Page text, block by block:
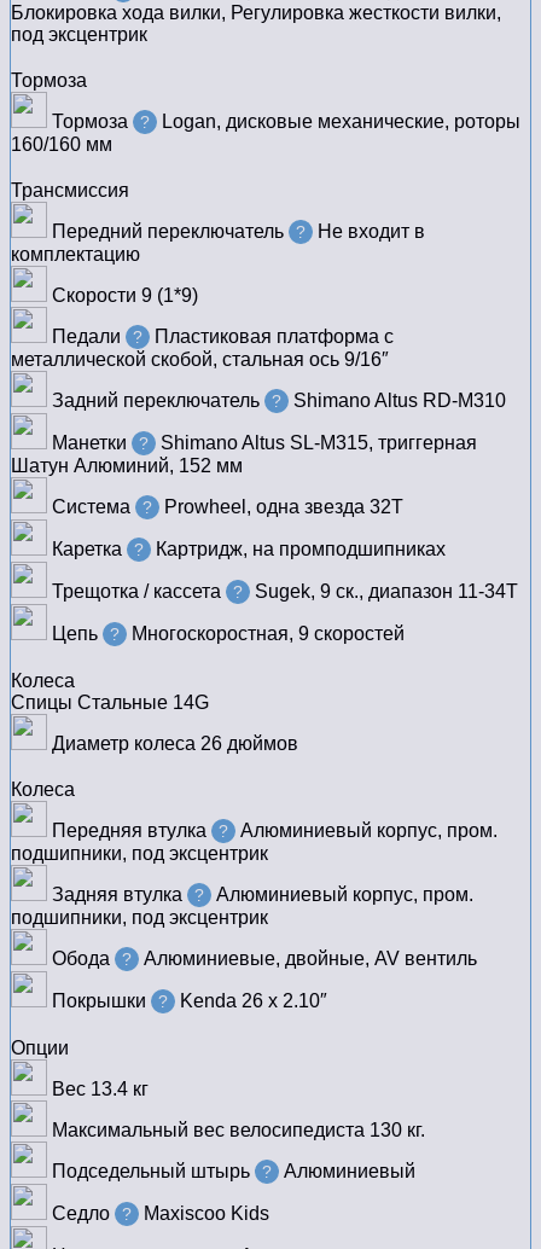
Блокировка хода вилки, Регулировка жесткости вилки,
под эксцентрик
Тормоза
Тормоза
?
Logan, дисковые механические, роторы
160/160 мм
Трансмиссия
Передний переключатель
?
Не входит в
комплектацию
Скорости 9 (1*9)
Педали
?
Пластиковая платформа с
металлической скобой, стальная ось 9/16″
Задний переключатель
? Shimano Altus RD-M310
Манетки ?
Shimano Altus SL-M315, триггерная
Шатун Алюминий, 152 мм
Система
? Prowheel, одна звезда 32T
Каретка ? Картридж, на промподшипниках
Трещотка / кассета ? Sugek, 9 ск., диапазон 11-34T
Цепь ? Многоскоростная, 9 скоростей
Колеса
Спицы Стальные 14G
Диаметр колеса 26 дюймов
Колеса
Передняя втулка
?
Алюминиевый корпус, пром.
подшипники, под эксцентрик
Задняя втулка
?
Алюминиевый корпус, пром.
подшипники, под эксцентрик
Обода
? Алюминиевые, двойные, AV вентиль
Покрышки ? Kenda 26 x 2.10″
Опции
Вес 13.4 кг
Максимальный вес велосипедиста 130 кг.
Подседельный штырь
? Алюминиевый
Седло ? Maxiscoo Kids